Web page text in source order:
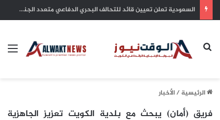
بلدية الكويت: التزام أصحاب الأعمال بترخيص أنشطتهم التجارية ضمان للاستدامة وحماية للاستثمارات
بحث عن
الرئيسية/الأخبار
فريق (أمان) يبحث مع بلدية الكويت تعزيز الجاهزية